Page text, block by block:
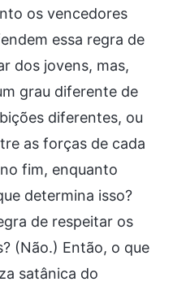
os vencedores
essa regra de
dos jovens, mas,
grau diferente de
diferentes, ou
as forças de cada
fim, enquanto
determina isso?
de respeitar os
(Não.) Então, o que
satânica do